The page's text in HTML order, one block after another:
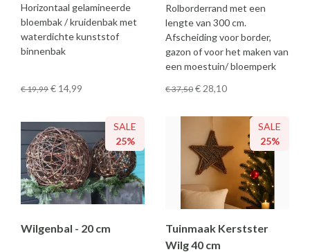
Horizontaal gelamineerde
bloembak / kruidenbak met
waterdichte kunststof
binnenbak
€ 19,99 € 14,99
Rolborderrand met een
lengte van 300 cm.
Afscheiding voor border,
gazon of voor het maken van
een moestuin/ bloemperk
€ 37,50 € 28,10
SALE
25%
Wilgenbal - 20 cm
SALE
25%
Tuinmaak Kerstster
Wilg 40 cm